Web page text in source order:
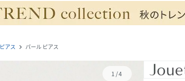
ピアス navigate_next パール ピアス
1 /4